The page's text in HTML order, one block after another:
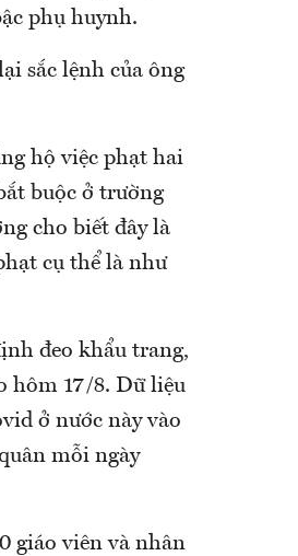
phụ huynh.
sắc lệnh của ông
hộ việc phạt hai
buộc ở trường
cho biết đây là
cụ thể là như
đeo khẩu trang,
hôm 17/8. Dữ liệu
ở nước này vào
mỗi ngày
giáo viên và nhân